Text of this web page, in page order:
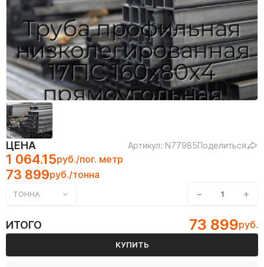
ЦЕНА Артикул: N77985Поделиться
1 064.15руб./пог. метр
73 899руб./тонна
ТОННА − +
ИТОГО 73 899руб.
КУПИТЬ